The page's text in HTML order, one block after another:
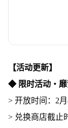
【活动更新】
◆ 限时活动・靡
> 开放时间：2月
> 兑换商店截止